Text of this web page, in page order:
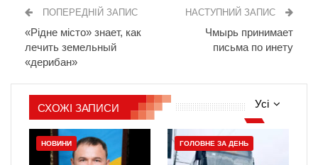
ПОПЕРЕДНІЙ ЗАПИС
«Рідне місто» знает, как
лечить земельный
«дерибан»
НАСТУПНИЙ ЗАПИС
Чмырь принимает
письма по инету
Усі
СХОЖІ ЗАПИСИ
НОВИНИ ГОЛОВНЕ ЗА ДЕНЬ